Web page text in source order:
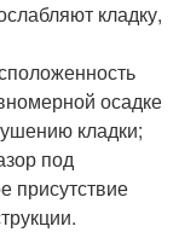
кладку,
осадке
кладки;
под
присутствие